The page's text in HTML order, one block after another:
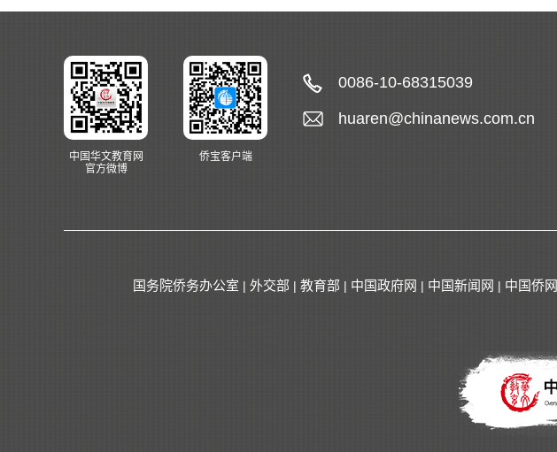
中国华文教育网
官方微博
侨宝客户端
0086-10-68315039
huaren@chinanews.com.cn
国务院侨务办公室 | 外交部 | 教育部 | 中国政府网 | 中国新闻网 | 中国侨网